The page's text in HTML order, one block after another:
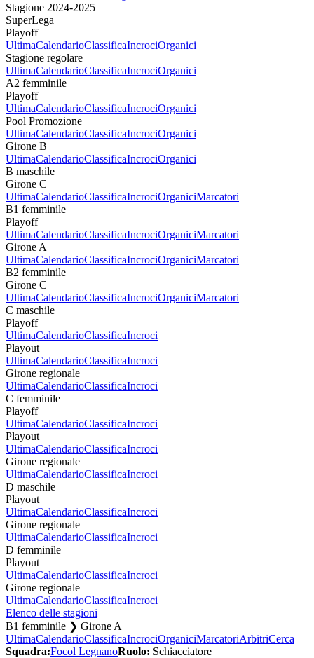
Stagione 2024-2025
SuperLega
Playoff
UltimaCalendarioClassificaIncrociOrganici
Stagione regolare
UltimaCalendarioClassificaIncrociOrganici
A2 femminile
Playoff
UltimaCalendarioClassificaIncrociOrganici
Pool Promozione
UltimaCalendarioClassificaIncrociOrganici
Girone B
UltimaCalendarioClassificaIncrociOrganici
B maschile
Girone C
UltimaCalendarioClassificaIncrociOrganiciMarcatori
B1 femminile
Playoff
UltimaCalendarioClassificaIncrociOrganiciMarcatori
Girone A
UltimaCalendarioClassificaIncrociOrganiciMarcatori
B2 femminile
Girone C
UltimaCalendarioClassificaIncrociOrganiciMarcatori
C maschile
Playoff
UltimaCalendarioClassificaIncroci
Playout
UltimaCalendarioClassificaIncroci
Girone regionale
UltimaCalendarioClassificaIncroci
C femminile
Playoff
UltimaCalendarioClassificaIncroci
Playout
UltimaCalendarioClassificaIncroci
Girone regionale
UltimaCalendarioClassificaIncroci
D maschile
Playout
UltimaCalendarioClassificaIncroci
Girone regionale
UltimaCalendarioClassificaIncroci
D femminile
Playout
UltimaCalendarioClassificaIncroci
Girone regionale
UltimaCalendarioClassificaIncroci
Elenco delle stagioni
B1 femminile ❯ Girone A
UltimaCalendarioClassificaIncrociOrganiciMarcatoriArbitriCerca
Squadra:Focol LegnanoRuolo: Schiacciatore